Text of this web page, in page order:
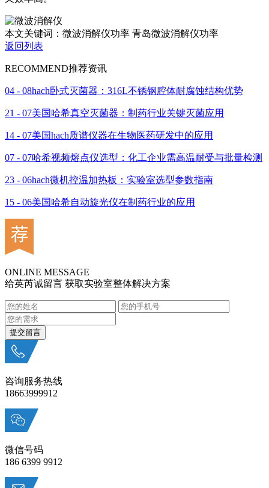
本文关键词：微波消解仪功率 青岛微波消解仪功率
返回列表
RECOMMEND推荐资讯
04 - 08hach卧式灭菌器：316L不锈钢腔体耐腐蚀结构优势
21 - 07美国哈希真空灭菌器：制药行业关键灭菌应用
14 - 07美国hach质谱仪器在生物医药研发中的应用
07 - 07哈希视频熔点仪选型：化工企业需高温耐受与批量检测
23 - 06hach微机控温加热板：实验室选型参数指南
15 - 06美国哈希自动旋光仪在制药行业的应用
ONLINE MESSAGE
给英芮诚留言 获取实验室整体解决方案
咨询服务热线
18663999912
微信号码
186 6399 9912